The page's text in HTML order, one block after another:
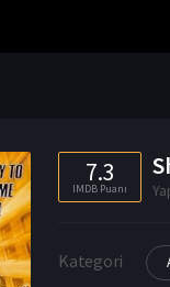
7.3
IMDB Puanı
Kategori